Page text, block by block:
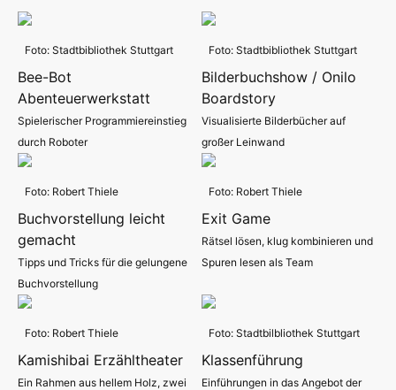
Foto: Stadtbibliothek Stuttgart
Bee-Bot
Abenteuerwerkstatt
Spielerischer Programmiereinstieg
durch Roboter
Foto: Stadtbibliothek Stuttgart
Bilderbuchshow / Onilo
Boardstory
Visualisierte Bilderbücher auf
großer Leinwand
Foto: Robert Thiele
Buchvorstellung leicht
gemacht
Tipps und Tricks für die gelungene
Buchvorstellung
Foto: Robert Thiele
Exit Game
Rätsel lösen, klug kombinieren und
Spuren lesen als Team
Foto: Robert Thiele
Kamishibai Erzähltheater
Ein Rahmen aus hellem Holz, zwei
Foto: Stadtbilbliothek Stuttgart
Klassenführung
Einführungen in das Angebot der